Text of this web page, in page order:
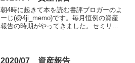
い。この記事で...
朝4時に起きて本を読む書評ブロガーのよ
ーじ(@4ji_memo)です。毎月恒例の資産
報告の時期がやってきました。セミリタ
2020/07 資産報告